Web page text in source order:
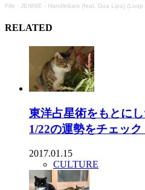
Fife · JENNIE - Handlebars (feat. Dua Lipa) (Loop
RELATED
東洋占星術をもとに
1/22の運勢をチェック
2017.01.15
CULTURE